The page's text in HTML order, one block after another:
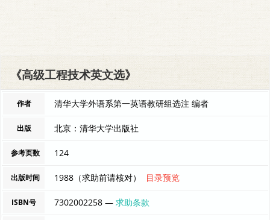
《高级工程技术英文选》
作者 清华大学外语系第一英语教研组选注 编者
出版 北京：清华大学出版社
参考页数 124
出版时间 1988（求助前请核对） 目录预览
ISBN号 7302002258 —求助条款